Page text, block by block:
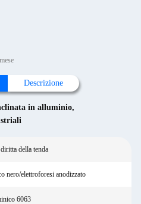
Descrizione
in alluminio,
della tenda
nero/elettroforesi anodizzato
6063